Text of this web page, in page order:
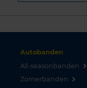
Autobanden
All-seasonbanden
Zomerbanden